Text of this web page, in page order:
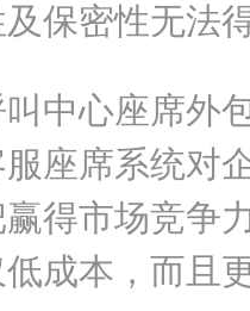
保密性无法
中心座席外
座席系统对
得市场竞争
成本，而且